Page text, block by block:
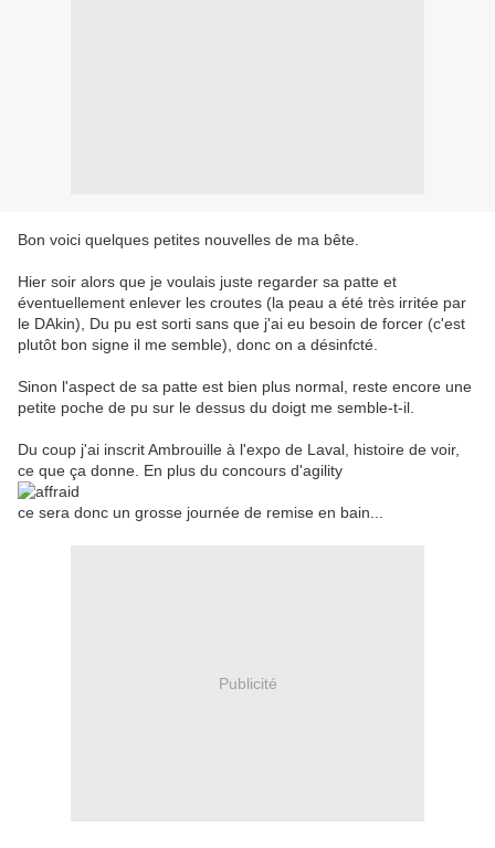
Bon voici quelques petites nouvelles de ma bête.
Hier soir alors que je voulais juste regarder sa patte et
éventuellement enlever les croutes (la peau a été très irritée par
le DAkin), Du pu est sorti sans que j'ai eu besoin de forcer (c'est
plutôt bon signe il me semble), donc on a désinfcté.
Sinon l'aspect de sa patte est bien plus normal, reste encore une
petite poche de pu sur le dessus du doigt me semble-t-il.
Du coup j'ai inscrit Ambrouille à l'expo de Laval, histoire de voir,
ce que ça donne. En plus du concours d'agility
ce sera donc un grosse journée de remise en bain...
Publicité